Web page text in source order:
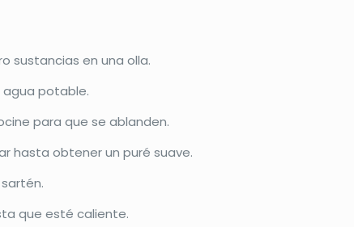
sustancias en una olla.
potable.
para que se ablanden.
hasta obtener un puré suave.
que esté caliente.